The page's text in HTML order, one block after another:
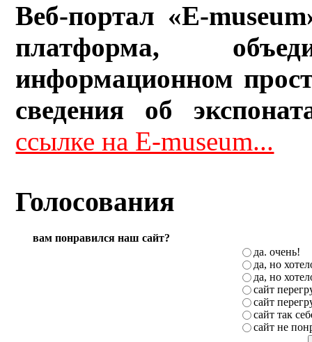
Веб-портал «E-
платформа,
информационном
сведения об
ссылке на E-museum...
Голосования
вам понравился наш сайт?
да. очень!
да, но
да, но
сайт
сайт
сайт так
сайт не